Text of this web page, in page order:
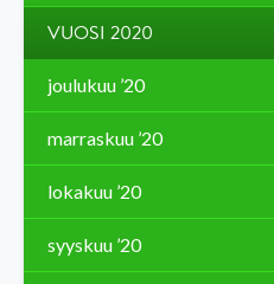
VUOSI 2020
joulukuu ’20
marraskuu ’20
lokakuu ’20
syyskuu ’20